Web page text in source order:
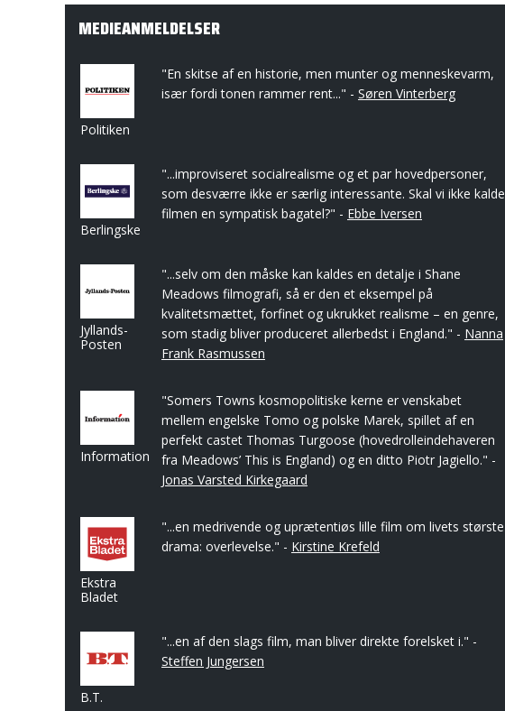
MEDIEANMELDELSER
Politiken
"En skitse af en historie, men munter og menneskevarm,
især fordi tonen rammer rent..." - Søren Vinterberg
Berlingske
"...improviseret socialrealisme og et par hovedpersoner,
som desværre ikke er særlig interessante. Skal vi ikke kalde
filmen en sympatisk bagatel?" - Ebbe Iversen
Jyllands-
Posten
"...selv om den måske kan kaldes en detalje i Shane
Meadows filmografi, så er den et eksempel på
kvalitetsmættet, forfinet og ukrukket realisme – en genre,
som stadig bliver produceret allerbedst i England." - Nanna
Frank Rasmussen
Information
"Somers Towns kosmopolitiske kerne er venskabet
mellem engelske Tomo og polske Marek, spillet af en
perfekt castet Thomas Turgoose (hovedrolleindehaveren
fra Meadows’ This is England) og en ditto Piotr Jagiello." -
Jonas Varsted Kirkegaard
Ekstra
Bladet
"...en medrivende og uprætentiøs lille film om livets største
drama: overlevelse." - Kirstine Krefeld
B.T.
"...en af den slags film, man bliver direkte forelsket i." -
Steffen Jungersen